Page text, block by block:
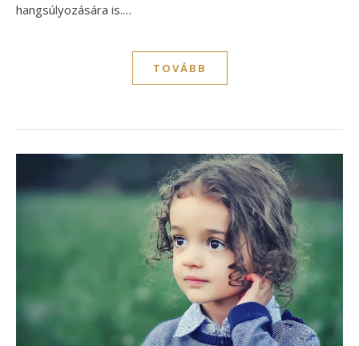
hangsúlyozására is.…
TOVÁBB